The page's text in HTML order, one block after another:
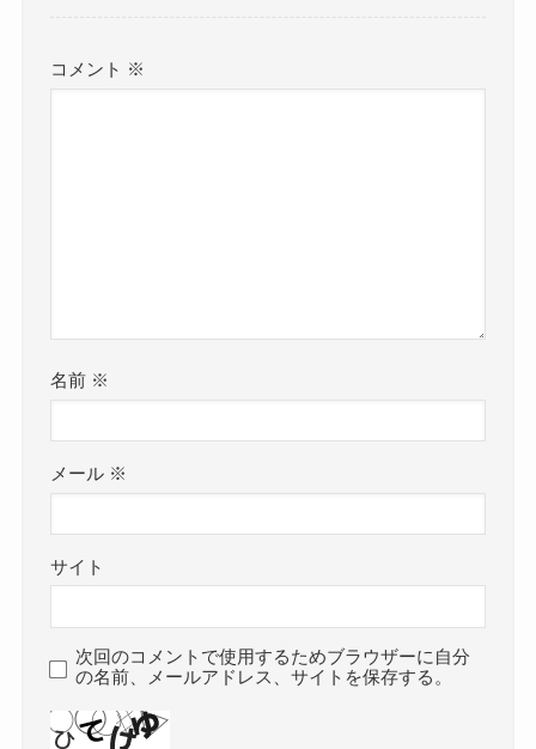
コメント ※
名前 ※
メール ※
サイト
次回のコメントで使用するためブラウザーに自分
の名前、メールアドレス、サイトを保存する。